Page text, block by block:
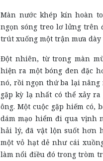
Màn nước khép kín hoàn
ngọn sóng treo lơ lửng trên
trút xuống một trận mưa dày
Đột nhiên, từ trong màn
hiện ra một bóng đen đặc
nó, rồi ngọn thứ ba lại nâng
gặp kỳ lạ nhất có thể xảy
ông. Một cuộc gặp hiếm
dám mạo hiểm đi qua vịnh
hải lý, đã vật lộn suốt hơn
một vỏ hạt dẻ như cái
làm nổi điều đó trong tròm